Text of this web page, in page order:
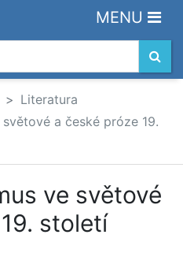
MENU
Literatura
a české próze 19.
ve světové
století